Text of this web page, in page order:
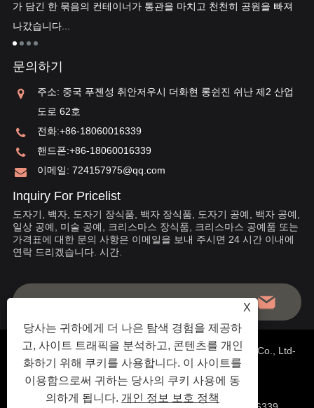
가 담긴 한 묶음의 컨테이너가 통관을 마치고 천천히 공원을 빠져
나갔습니다...
문의하기
주소: 중국 푸젠성 취안저우시 더화현 롱쉰진 쉬난 제2 산업
도로 62호
전화:+86-18060016339
핸드폰:+86-18060016339
이메일: 724157975@qq.com
Inquiry For Pricelist
도자기, 백자, 도자기 장식품, 백자 장식품, 도자기 공예, 백자 공예,
일상 공예, 미술 공예, 크리스마스 장식품, 크리스마스 공예품 또는
가격표에 대한 문의 사항은 이메일을 보내 주시면 24 시간 이내에
연락 드리겠습니다. 시간.
저작권 © 2020 중국 Fujian Dehua Jinruixiang Ceramics Co., Ltd-
중국 도자기, 백자 장식품, 백자 공예품 - 판권 소유
X
당사는 귀하에게 더 나은 탐색 경험을 제공하
고, 사이트 트래픽을 분석하고, 콘텐츠를 개인
화하기 위해 쿠키를 사용합니다. 이 사이트를
이용함으로써 귀하는 당사의 쿠키 사용에 동
의하게 됩니다. 개인 정보 보호 정책